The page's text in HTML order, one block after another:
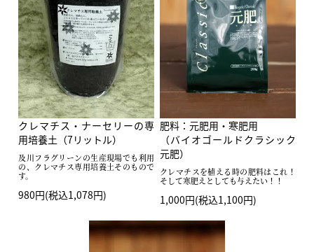
クレマチス・ナーセリーの専
用培養土（7リットル）
及川フラグリーンの生産現場でも利用
の、クレマチス専用培養土そのもので
す。
980円(税込1,078円)
肥料：元肥用・寒肥用
（バイオゴールドクラシック
元肥）
クレマチスを植える時の肥料はこれ！
そして寒肥えとしても与えたい！！
1,000円(税込1,100円)